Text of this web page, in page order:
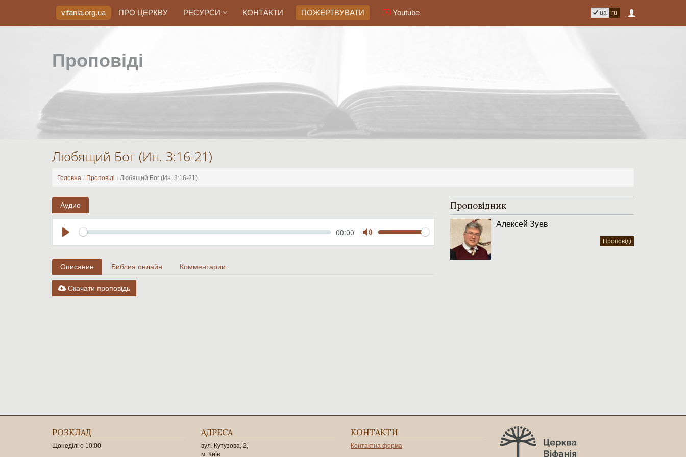
vifania.org.ua ПРО ЦЕРКВУ РЕСУРСИ КОНТАКТИ ПОЖЕРТВУВАТИ Youtube ua ru
Проповіді
Любящий Бог (Ин. 3:16-21)
Головна Проповіді Любящий Бог (Ин. 3:16-21)
Аудио
Seek Current
00:00
Mute
Volume
Описание Библия онлайн Комментарии
Скачати проповідь
Проповідник
Алексей Зуев
Проповіді
РОЗКЛАД
Щонеділі о 10:00
АДРЕСА
вул. Кутузова, 2,
м. Київ
КОНТАКТИ
Контактна форма